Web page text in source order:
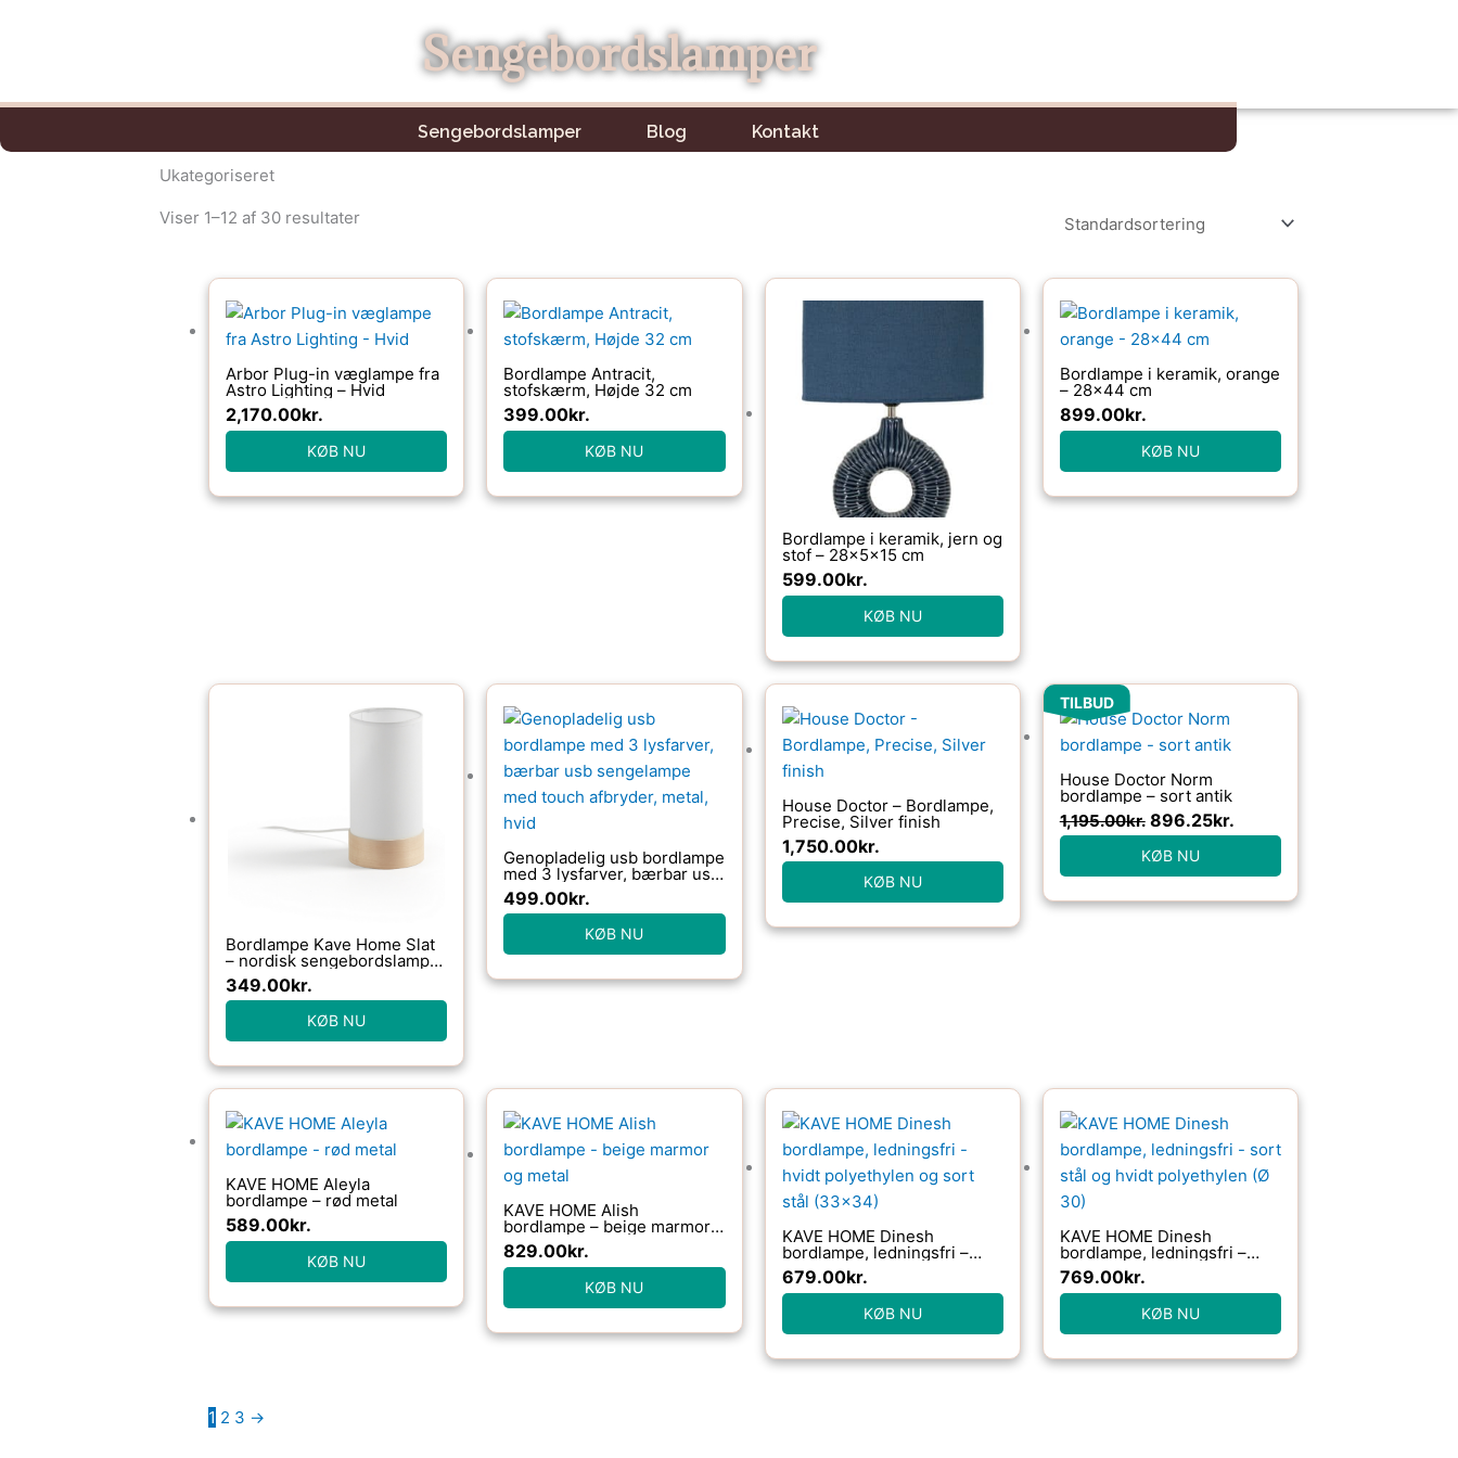
Sengebordslamper
Sengebordslamper Blog Kontakt
Ukategoriseret
Viser 1–12 af 30 resultater
Arbor Plug-in væglampe fra
Astro Lighting – Hvid
2,170.00kr.
KØB NU
Bordlampe Antracit,
stofskærm, Højde 32 cm
399.00kr.
KØB NU
Bordlampe i keramik, jern og
stof – 28x5x15 cm
599.00kr.
KØB NU
Bordlampe i keramik, orange
– 28×44 cm
899.00kr.
KØB NU
Bordlampe Kave Home Slat
– nordisk sengebordslampe
i hvidt bomuldsstof &
massivt bøgetræ, H26ÃØ13
cm
349.00kr.
KØB NU
Genopladelig usb bordlampe
med 3 lysfarver, bærbar usb
sengelampe med touch
afbryder, metal, hvid
499.00kr.
KØB NU
House Doctor – Bordlampe,
Precise, Silver finish
1,750.00kr.
KØB NU
TILBUD
House Doctor Norm
bordlampe – sort antik
1,195.00kr.
oprindelige
pris
var:
1,195.00kr..
896.25kr.
KØB NU
KAVE HOME Aleyla
bordlampe – rød metal
589.00kr.
KØB NU
KAVE HOME Alish
bordlampe – beige marmor
og metal
829.00kr.
KØB NU
KAVE HOME Dinesh
bordlampe, ledningsfri –
hvidt polyethylen og sort
stål (33×34)
679.00kr.
KØB NU
KAVE HOME Dinesh
bordlampe, ledningsfri –
sort stål og hvidt
polyethylen (Ø 30)
769.00kr.
KØB NU
1 2 3 →